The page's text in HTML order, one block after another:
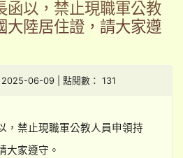
函以，禁止現職軍公教
大陸居住證，請大家遵
2025-06-09 | 點閱數： 131
，禁止現職軍公教人員申領持
大家遵守。